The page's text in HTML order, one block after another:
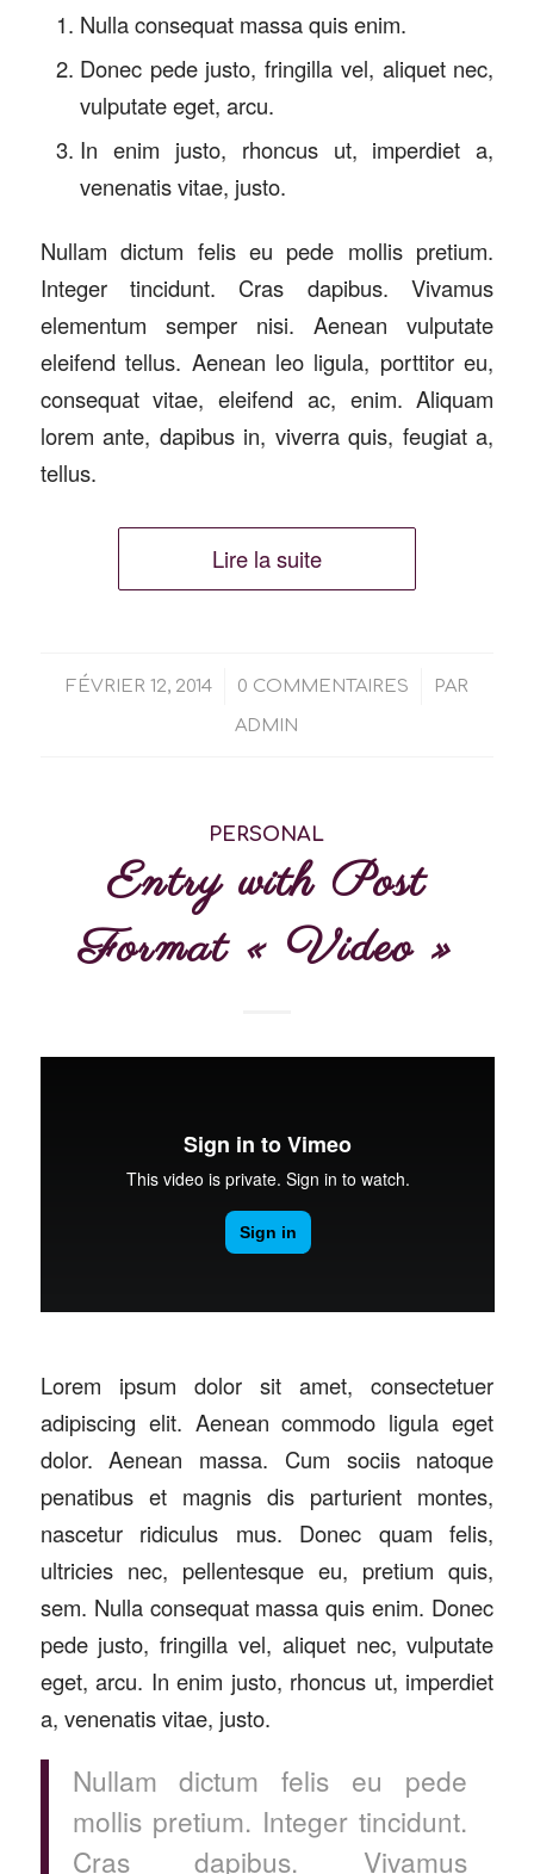
Nulla consequat massa quis enim.
Donec pede justo, fringilla vel, aliquet nec,
vulputate eget, arcu.
In enim justo, rhoncus ut, imperdiet a,
venenatis vitae, justo.
Nullam dictum felis eu pede mollis pretium.
Integer tincidunt. Cras dapibus. Vivamus
elementum semper nisi. Aenean vulputate
eleifend tellus. Aenean leo ligula, porttitor eu,
consequat vitae, eleifend ac, enim. Aliquam
lorem ante, dapibus in, viverra quis, feugiat a,
tellus.
Lire la suite
FÉVRIER 12, 2014
/ 0 COMMENTAIRES
/ PAR
ADMIN
PERSONAL
Entry with Post
Format « Video »
Lorem ipsum dolor sit amet, consectetuer
adipiscing elit. Aenean commodo ligula eget
dolor. Aenean massa. Cum sociis natoque
penatibus et magnis dis parturient montes,
nascetur ridiculus mus. Donec quam felis,
ultricies nec, pellentesque eu, pretium quis,
sem. Nulla consequat massa quis enim. Donec
pede justo, fringilla vel, aliquet nec, vulputate
eget, arcu. In enim justo, rhoncus ut, imperdiet
a, venenatis vitae, justo.
Nullam dictum felis eu pede
mollis pretium. Integer tincidunt.
Cras dapibus. Vivamus